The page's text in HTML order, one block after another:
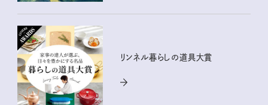
リンネル暮らしの道具大賞